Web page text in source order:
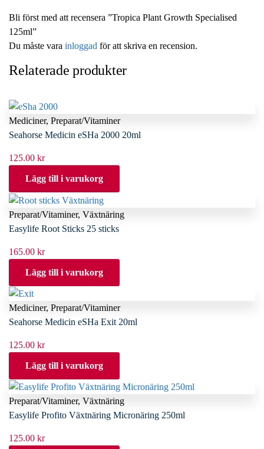
Bli först med att recensera ”Tropica Plant Growth Specialised
125ml”
Du måste vara inloggad för att skriva en recension.
Relaterade produkter
Mediciner, Preparat/Vitaminer
Seahorse Medicin eSHa 2000 20ml
125.00 kr
Lägg till i varukorg
Preparat/Vitaminer, Växtnäring
Easylife Root Sticks 25 sticks
165.00 kr
Lägg till i varukorg
Mediciner, Preparat/Vitaminer
Seahorse Medicin eSHa Exit 20ml
125.00 kr
Lägg till i varukorg
Preparat/Vitaminer, Växtnäring
Easylife Profito Växtnäring Micronäring 250ml
125.00 kr